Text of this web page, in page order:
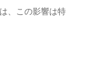
、この影響は特